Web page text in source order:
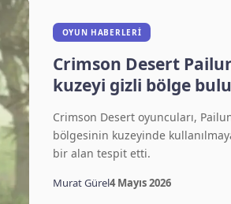
OYUN HABERLERI
Crimson Desert
kuzeyi gizli bölge
Crimson Desert oyuncuları,
bölgesinin kuzeyinde
bir alan tespit etti.
Murat Gürel4 Mayıs 2026